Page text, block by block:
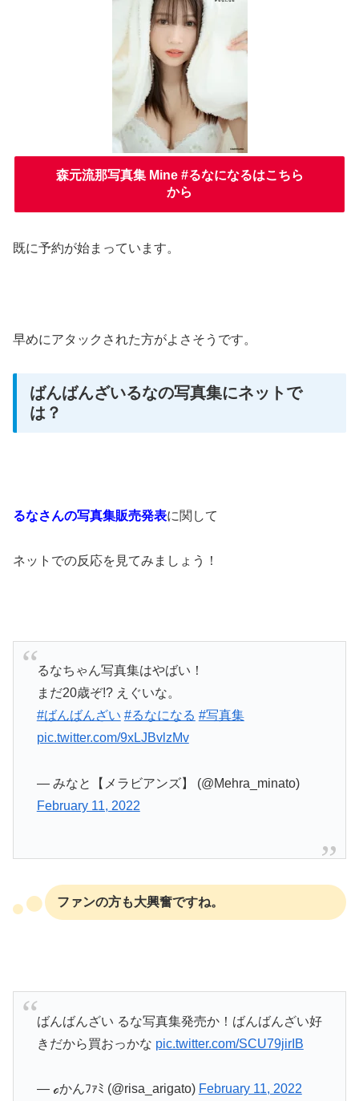
森元流那写真集 Mine #るなになるはこちら
から
既に予約が始まっています。
早めにアタックされた方がよさそうです。
ばんばんざいるなの写真集にネットで
は？
るなさんの写真集販売発表に関して
ネットでの反応を見てみましょう！
るなちゃん写真集はやばい！
まだ20歳ぞ!? えぐいな。
#ばんばんざい #るなになる #写真集
pic.twitter.com/9xLJBvlzMv
— みなと【メラビアンズ】 (@Mehra_minato)
February 11, 2022
ファンの方も大興奮ですね。
ばんばんざい るな写真集発売か！ばんばんざい好
きだから買おっかな pic.twitter.com/SCU79jirIB
— ℴかんﾌｧﾐ (@risa_arigato) February 11, 2022